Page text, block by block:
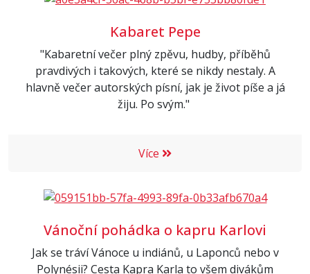
Kabaret Pepe
"Kabaretní večer plný zpěvu, hudby, příběhů
pravdivých i takových, které se nikdy nestaly. A
hlavně večer autorských písní, jak je život píše a já
žiju. Po svým."
Více
Vánoční pohádka o kapru Karlovi
Jak se tráví Vánoce u indiánů, u Laponců nebo v
Polynésii? Cesta Kapra Karla to všem divákům